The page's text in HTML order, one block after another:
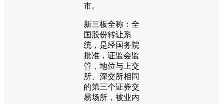
市。
新三板全称：全
国股份转让系
统，是经国务院
批准，证监会监
管，地位与上交
所、深交所相同
的第三个证券交
易场所，被业内